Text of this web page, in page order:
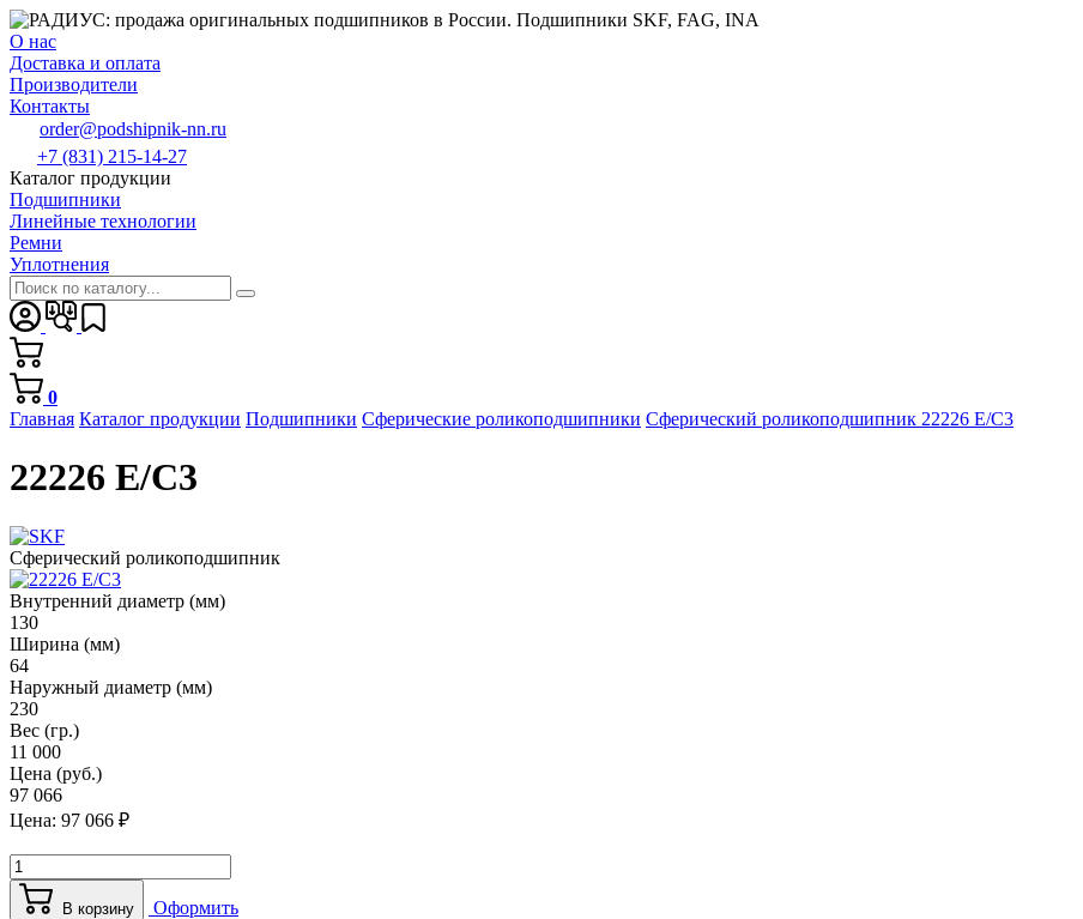
О нас
Доставка и оплата
Производители
Контакты
order@podshipnik-nn.ru
+7 (831) 215-14-27
Каталог продукции
Подшипники
Линейные технологии
Ремни
Уплотнения
0
Главная Каталог продукции Подшипники Сферические роликоподшипники Сферический роликоподшипник 22226 E/C3
22226 E/C3
Сферический роликоподшипник
Внутренний диаметр (мм)
130
Ширина (мм)
64
Наружный диаметр (мм)
230
Вес (гр.)
11 000
Цена (руб.)
97 066
Цена: 97 066 ₽
В корзину
Оформить